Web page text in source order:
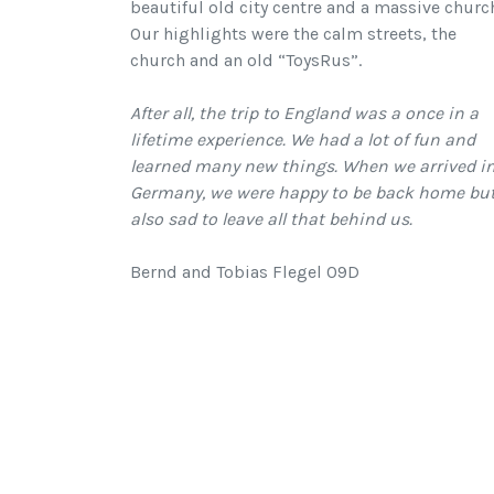
beautiful old city centre and a massive
Our highlights were the calm streets, the
church and an old “ToysRus”.
After all, the trip to England was a once in a
lifetime experience. We had a lot of fun and
learned many new things. When we arrived
Germany, we were happy to be back home
also sad to leave all that behind us.
Bernd and Tobias Flegel 09D